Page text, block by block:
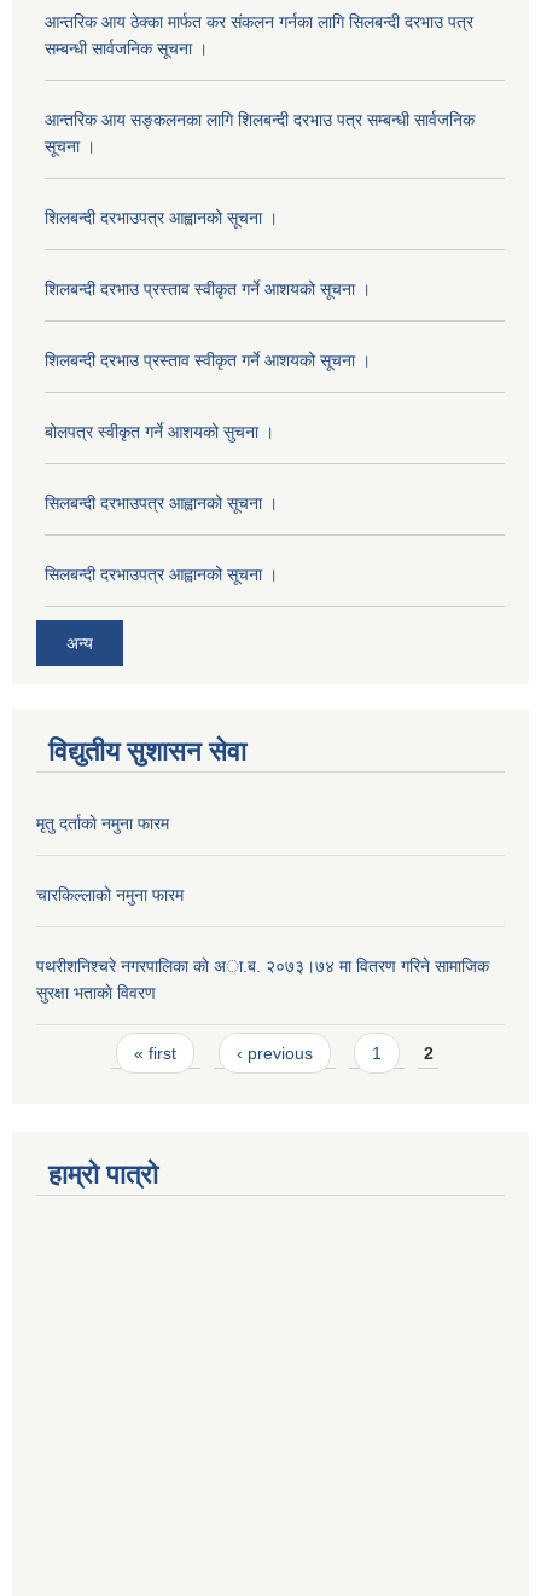
आन्तरिक आय ठेक्का मार्फत कर संकलन गर्नका लागि सिलबन्दी दरभाउ पत्र
सम्बन्धी सार्वजनिक सूचना ।
आन्तरिक आय सङ्कलनका लागि शिलबन्दी दरभाउ पत्र सम्बन्धी सार्वजनिक
सूचना ।
शिलबन्दी दरभाउपत्र आह्वानको सूचना ।
शिलबन्दी दरभाउ प्रस्ताव स्वीकृत गर्ने आशयको सूचना ।
शिलबन्दी दरभाउ प्रस्ताव स्वीकृत गर्ने आशयको सूचना ।
बोलपत्र स्वीकृत गर्ने आशयको सुचना ।
सिलबन्दी दरभाउपत्र आह्वानको सूचना ।
सिलबन्दी दरभाउपत्र आह्वानको सूचना ।
अन्य
विद्युतीय सुशासन सेवा
मृतु दर्ताकाे नमुना फारम
चारकिल्लाकाे नमुना फारम
पथरीशनिश्चरे नगरपालिका काे अा.ब. २०७३।७४ मा वितरण गरिने सामाजिक
सुरक्षा भताकाे विवरण
Pages« first ‹ previous 1 2
हाम्रो पात्रो